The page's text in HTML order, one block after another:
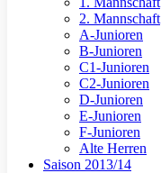
2. Mannschaft
A-Junioren
B-Junioren
C1-Junioren
C2-Junioren
D-Junioren
E-Junioren
F-Junioren
Alte Herren
Saison 2013/14